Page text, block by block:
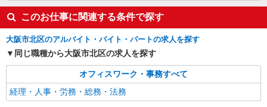
このお仕事に関連する条件で探す
大阪市北区のアルバイト・バイト・パートの求人を探す
同じ職種から大阪市北区の求人を探す
オフィスワーク・事務すべて
経理・人事・労務・総務・法務